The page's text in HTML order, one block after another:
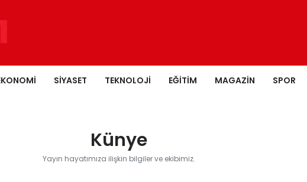
SIYASET TEKNOLOJI EĞITIM MAGAZIN SPOR
Künye
Yayın hayatımıza ilişkin bilgiler ve ekibimiz.